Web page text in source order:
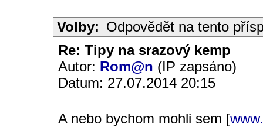
Volby: Odpovědět na tento
Re: Tipy na srazový kemp
Autor: Rom@n (IP zapsáno)
Datum: 27.07.2014 20:15
A nebo bychom mohli sem [